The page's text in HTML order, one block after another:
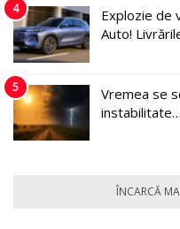
4
Explozie de
Auto!
5
Vremea se
instabilitate…
ÎNCARCĂ